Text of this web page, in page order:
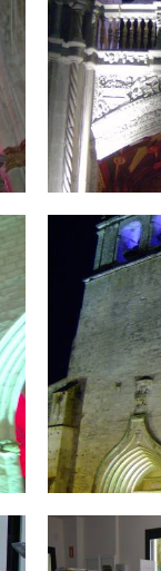
HPIM1660.jpg
DSC_0468.jpg